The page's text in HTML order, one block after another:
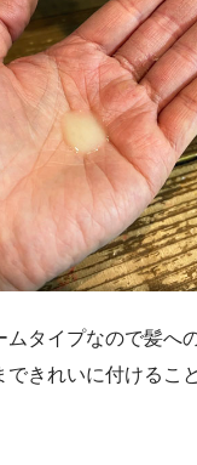
タイプなので髪へ
できれいに付けるこ